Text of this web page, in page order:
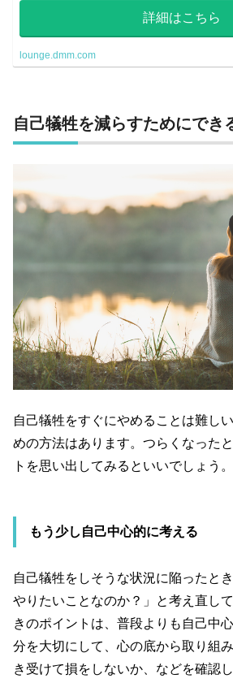
詳細はこちら
lounge.dmm.com
自己犠牲を減らすためにでき
自己犠牲をすぐにやめることは難し
めの方法はあります。つらくなった
トを思い出してみるといいでしょう。
もう少し自己中心的に考える
自己犠牲をしそうな状況に陥ったと
やりたいことなのか？」と考え直し
きのポイントは、普段よりも自己中
分を大切にして、心の底から取り組
き受けて損をしないか、などを確認